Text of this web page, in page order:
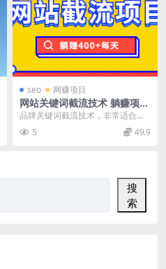
seo 网赚项目
网站关键词截流技术 躺赚项目
暴风团队
品牌关键词截流技术，非常适合操
作暴利产品赚钱 网站关键词截流技
术 躺赚项目 暴风...
5 49.9
搜
索